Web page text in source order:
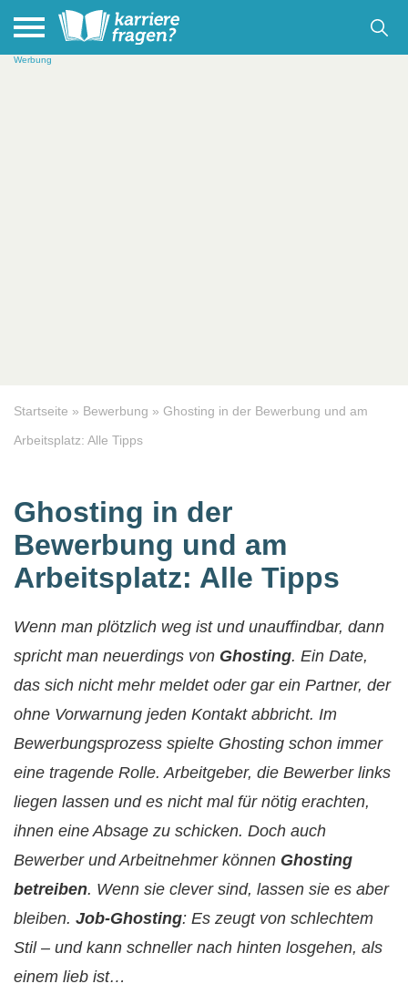
Werbung
Startseite » Bewerbung » Ghosting in der Bewerbung und am
Arbeitsplatz: Alle Tipps
Ghosting in der
Bewerbung und am
Arbeitsplatz: Alle Tipps
Wenn man plötzlich weg ist und unauffindbar, dann
spricht man neuerdings von Ghosting. Ein Date,
das sich nicht mehr meldet oder gar ein Partner, der
ohne Vorwarnung jeden Kontakt abbricht. Im
Bewerbungsprozess spielte Ghosting schon immer
eine tragende Rolle. Arbeitgeber, die Bewerber links
liegen lassen und es nicht mal für nötig erachten,
ihnen eine Absage zu schicken. Doch auch
Bewerber und Arbeitnehmer können Ghosting
betreiben. Wenn sie clever sind, lassen sie es aber
bleiben. Job-Ghosting: Es zeugt von schlechtem
Stil – und kann schneller nach hinten losgehen, als
einem lieb ist…